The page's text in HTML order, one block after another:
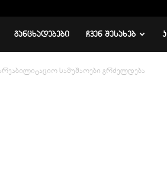
ᲒᲐᲜᲪᲮᲐᲓᲔᲑᲔᲑᲘ ᲩᲕᲔᲜ ᲨᲔᲡᲐᲮᲔᲑ
სამუშაოები გრძელდება